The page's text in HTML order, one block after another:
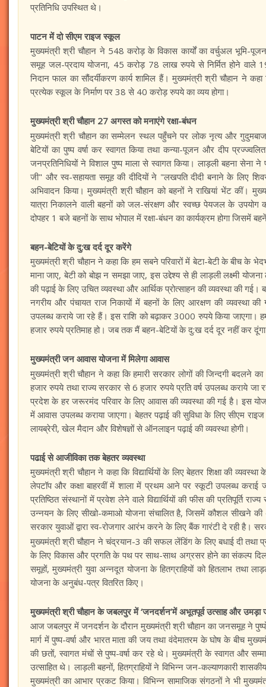
प्रतिनिधि उपस्थित थे।
पाटन में दो सीएम राइज स्कूल
मुख्यमंत्री श्री चौहान ने 548 करोड़ के विकास कार्यों का वर्चुअल भूमि-
समूह जल-प्रदाय योजना, 45 करोड़ 78 लाख रुपये से निर्मित होने वाले
निदान फाल का सौंदर्यीकरण कार्य शामिल हैं। मुख्यमंत्री श्री चौहान ने
प्रत्येक स्कूल के निर्माण पर 38 से 40 करोड़ रुपये का व्यय होगा।
मुख्यमंत्री श्री चौहान 27 अगस्त को मनाएंगे रक्षा-बंधन
मुख्यमंत्री श्री चौहान का सम्मेलन स्थल पहुँचने पर लोक नृत्य और
बेटियों का पुष्प वर्षा कर स्वागत किया तथा कन्या-पूजन और दीप
जनप्रतिनिधियों ने विशाल पुष्प माला से स्वागत किया। लाड़ली बहना
जी" और स्व-सहायता समूह की दीदियों ने "लखपति दीदी बनाने के लिए
अभिवादन किया। मुख्यमंत्री श्री चौहान को बहनों ने राखियां भेंट
यात्रा निकालने वाली बहनों को जल-संरक्षण और स्वच्छ पेयजल के
दोपहर 1 बजे बहनों के साथ भोपाल में रक्षा-बंधन का कार्यक्रम होगा जिसमें
बहन-बेटियों के दु:ख दर्द दूर करेंगे
मुख्यमंत्री श्री चौहान ने कहा कि हम सबने परिवारों में बेटा-बेटी के बीच के
माना जाए, बेटी को बोझ न समझा जाए, इस उद्देश्य से ही लाड़ली लक्ष्मी
की पढ़ाई के लिए उचित व्यवस्था और आर्थिक प्रोत्साहन की व्यवस्था की
नगरीय और पंचायत राज निकायों में बहनों के लिए आरक्षण की व्यवस्था
उपलब्ध कराये जा रहे हैं। इस राशि को बढ़ाकर 3000 रुपये किया जाएगा।
हजार रुपये प्रतिमाह हो। जब तक मैं बहन-बेटियों के दु:ख दर्द दूर नहीं कर
मुख्यमंत्री जन आवास योजना में मिलेगा आवास
मुख्यमंत्री श्री चौहान ने कहा कि हमारी सरकार लोगों की जिन्दगी बदलने
हजार रुपये तथा राज्य सरकार से 6 हजार रुपये प्रति वर्ष उपलब्ध कराये जा
प्रदेश के हर जरूरमंद परिवार के लिए आवास की व्यवस्था की गई है। इस
में आवास उपलब्ध कराया जाएगा। बेहतर पढ़ाई की सुविधा के लिए सीएम
लायब्रेरी, खेल मैदान और विशेषज्ञों से ऑनलाइन पढ़ाई की व्यवस्था होगी।
पढाई से आजीविका तक बेहतर व्यवस्था
मुख्यमंत्री श्री चौहान ने कहा कि विद्यार्थियों के लिए बेहतर शिक्षा की
लेपटॉप और कक्षा बाहरवीं में शाला में प्रथम आने पर स्कूटी उपलब्ध
प्रतिष्ठित संस्थानों में प्रवेश लेने वाले विद्यार्थियों की फीस की प्रतिपूर्ति
उन्नयन के लिए सीखो-कमाओ योजना संचालित है, जिसमें कौशल सीखने की
सरकार युवाओं द्वारा स्व-रोजगार आरंभ करने के लिए बैंक गारंटी दे रही है।
मुख्यमंत्री श्री चौहान ने चंद्रयान-3 की सफल लेंडिंग के लिए बधाई दी तथा
के लिए विकास और प्रगति के पथ पर साथ-साथ अग्रसर होने का संकल्प
समूहों, मुख्यमंत्री युवा अन्नदूत योजना के हितग्राहियों को हितलाभ तथा
योजना के अनुबंध-पत्र वितरित किए।
मुख्यमंत्री श्री चौहान के जबलपुर में ‘जनदर्शन’में अभूतपूर्व उत्साह और
आज जबलपुर में जनदर्शन के दौरान मुख्यमंत्री श्री चौहान का जनसमूह ने
मार्ग में पुष्प-वर्षा और भारत माता की जय तथा वंदेमातरम के घोष के बीच
की छतों, स्वागत मंचों से पुष्प-वर्षा कर रहे थे। मुख्यमंत्री के स्वागत और
उत्साहित थे। लाड़ली बहनों, हितग्राहियों ने विभिन्न जन-कल्याणकारी
मुख्यमंत्री का आभार प्रकट किया। विभिन्न सामाजिक संगठनों ने भी